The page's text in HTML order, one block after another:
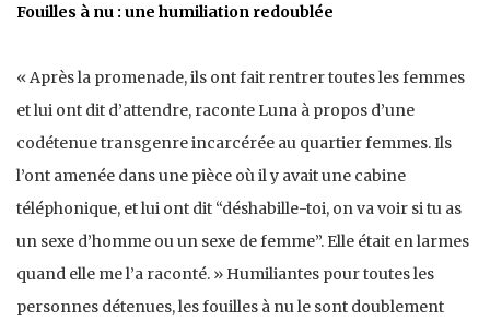
Fouilles à nu : une humiliation redoublée
« Après la promenade, ils ont fait rentrer toutes les femmes
et lui ont dit d’attendre, raconte Luna à propos d’une
codétenue transgenre incarcérée au quartier femmes. Ils
l’ont amenée dans une pièce où il y avait une cabine
téléphonique, et lui ont dit “déshabille-toi, on va voir si tu as
un sexe d’homme ou un sexe de femme”. Elle était en larmes
quand elle me l’a raconté. » Humiliantes pour toutes les
personnes détenues, les fouilles à nu le sont doublement